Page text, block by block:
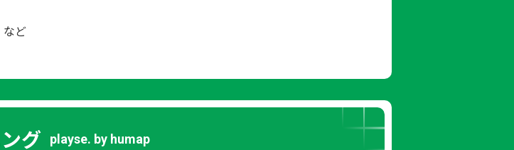
ど
グ playse. by humap